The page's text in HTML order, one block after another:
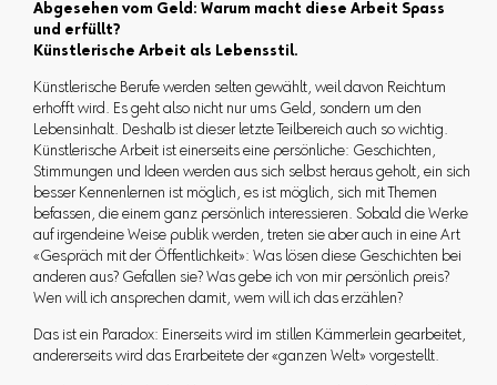
Abgesehen vom Geld: Warum macht diese Arbeit Spass
und erfüllt?
Künstlerische Arbeit als Lebensstil.
Künstlerische Berufe werden selten gewählt, weil davon Reichtum
erhofft wird. Es geht also nicht nur ums Geld, sondern um den
Lebensinhalt. Deshalb ist dieser letzte Teilbereich auch so wichtig.
Künstlerische Arbeit ist einerseits eine persönliche: Geschichten,
Stimmungen und Ideen werden aus sich selbst heraus geholt, ein sich
besser Kennenlernen ist möglich, es ist möglich, sich mit Themen
befassen, die einem ganz persönlich interessieren. Sobald die Werke
auf irgendeine Weise publik werden, treten sie aber auch in eine Art
«Gespräch mit der Öffentlichkeit»: Was lösen diese Geschichten bei
anderen aus? Gefallen sie? Was gebe ich von mir persönlich preis?
Wen will ich ansprechen damit, wem will ich das erzählen?
Das ist ein Paradox: Einerseits wird im stillen Kämmerlein gearbeitet,
andererseits wird das Erarbeitete der «ganzen Welt» vorgestellt.